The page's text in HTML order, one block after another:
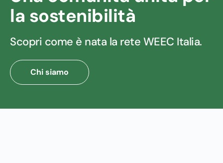
la sostenibilità
Scopri come è nata la rete WEEC Italia.
Chi siamo